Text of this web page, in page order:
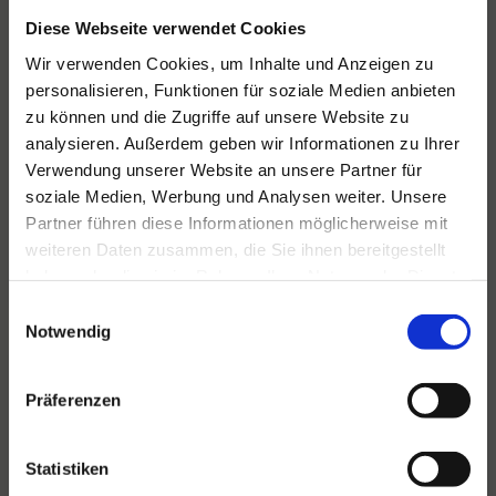
Diese Webseite verwendet Cookies
Wir verwenden Cookies, um Inhalte und Anzeigen zu
personalisieren, Funktionen für soziale Medien anbieten
zu können und die Zugriffe auf unsere Website zu
analysieren. Außerdem geben wir Informationen zu Ihrer
Verwendung unserer Website an unsere Partner für
soziale Medien, Werbung und Analysen weiter. Unsere
Partner führen diese Informationen möglicherweise mit
weiteren Daten zusammen, die Sie ihnen bereitgestellt
Notwendig
Präferenzen
Statistiken
Für alle Ihre Veranstaltungen
und Feste
Hansen Events ist Ihr Partner für
Veranstaltungen von groß bis klein.